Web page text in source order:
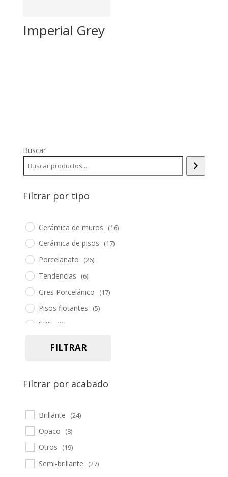
Imperial Grey
Buscar
Filtrar por tipo
Cerámica de muros (16)
Cerámica de pisos (17)
Porcelanato (26)
Tendencias (6)
Gres Porcelánico (17)
Pisos flotantes (5)
SPC (1)
Accesorios (34)
FILTRAR
Filtrar por acabado
Brillante (24)
Opaco (8)
Otros (19)
Semi-brillante (27)